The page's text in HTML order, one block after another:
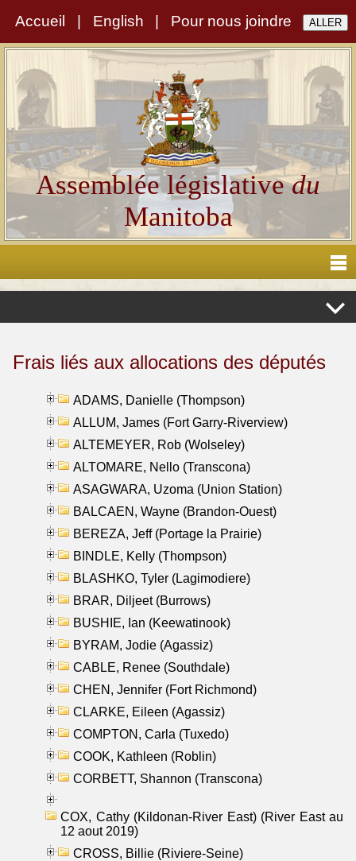
Accueil English Pour nous joindre
Assemblée législativedu
Manitoba
Frais liés aux allocations des députés
ADAMS, Danielle (Thompson)
ALLUM, James (Fort Garry-Riverview)
ALTEMEYER, Rob (Wolseley)
ALTOMARE, Nello (Transcona)
ASAGWARA, Uzoma (Union Station)
BALCAEN, Wayne (Brandon-Ouest)
BEREZA, Jeff (Portage la Prairie)
BINDLE, Kelly (Thompson)
BLASHKO, Tyler (Lagimodiere)
BRAR, Diljeet (Burrows)
BUSHIE, Ian (Keewatinook)
BYRAM, Jodie (Agassiz)
CABLE, Renee (Southdale)
CHEN, Jennifer (Fort Richmond)
CLARKE, Eileen (Agassiz)
COMPTON, Carla (Tuxedo)
COOK, Kathleen (Roblin)
CORBETT, Shannon (Transcona)
COX, Cathy (Kildonan-River East) (River East au
12 aout 2019)
CROSS, Billie (Riviere-Seine)